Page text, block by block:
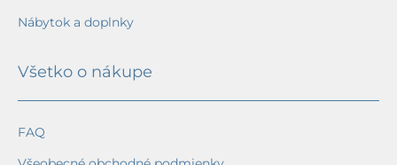
Nábytok a doplnky
Všetko o nákupe
FAQ